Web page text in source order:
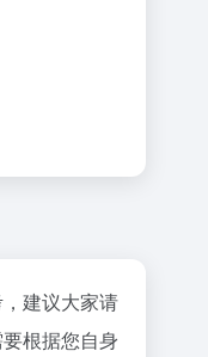
建议大家请
根据您自身